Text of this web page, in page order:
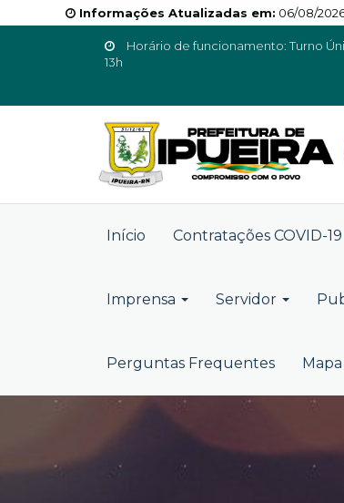
Informações Atualizadas em: 06/08/
Horário de funcionamento: Turno
13h
Início Contratações COVID-19
Imprensa Servidor
Perguntas Frequentes